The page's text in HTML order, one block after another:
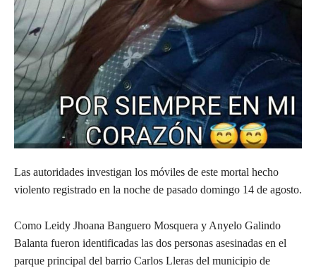
Las autoridades investigan los móviles de este mortal hecho
violento registrado en la noche de pasado domingo 14 de agosto.
Como Leidy Jhoana Banguero Mosquera y Anyelo Galindo
Balanta fueron identificadas las dos personas asesinadas en el
parque principal del barrio Carlos Lleras del municipio de